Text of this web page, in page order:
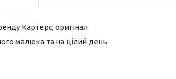
Картерс, оригінал.
малюка та на цілий день.